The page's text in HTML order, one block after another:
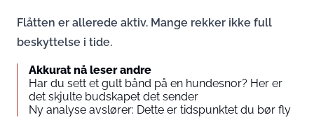
Flåtten er allerede aktiv. Mange rekker ikke full
beskyttelse i tide.
Akkurat nå leser andre
Har du sett et gult bånd på en hundesnor? Her er
det skjulte budskapet det sender
Ny analyse avslører: Dette er tidspunktet du bør fly